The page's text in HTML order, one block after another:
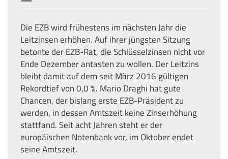
Die EZB wird frühestens im nächsten Jahr die
Leitzinsen erhöhen. Auf ihrer jüngsten Sitzung
betonte der EZB-Rat, die Schlüsselzinsen nicht vor
Ende Dezember antasten zu wollen. Der Leitzins
bleibt damit auf dem seit März 2016 gültigen
Rekordtief von 0,0 %. Mario Draghi hat gute
Chancen, der bislang erste EZB-Präsident zu
werden, in dessen Amtszeit keine Zinserhöhung
stattfand. Seit acht Jahren steht er der
europäischen Notenbank vor, im Oktober endet
seine Amtszeit.